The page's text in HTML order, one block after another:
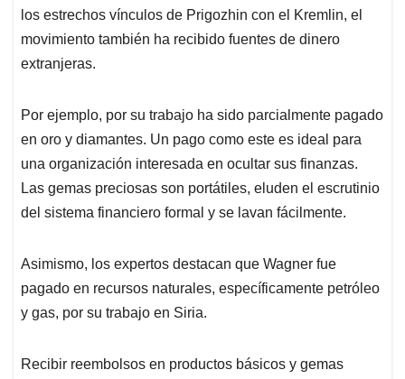
los estrechos vínculos de Prigozhin con el Kremlin, el
movimiento también ha recibido fuentes de dinero
extranjeras.
Por ejemplo, por su trabajo ha sido parcialmente pagado
en oro y diamantes. Un pago como este es ideal para
una organización interesada en ocultar sus finanzas.
Las gemas preciosas son portátiles, eluden el escrutinio
del sistema financiero formal y se lavan fácilmente.
Asimismo, los expertos destacan que Wagner fue
pagado en recursos naturales, específicamente petróleo
y gas, por su trabajo en Siria.
Recibir reembolsos en productos básicos y gemas